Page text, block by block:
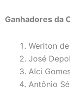
Ganhadores da
Weriton
José
Alci
Antônio